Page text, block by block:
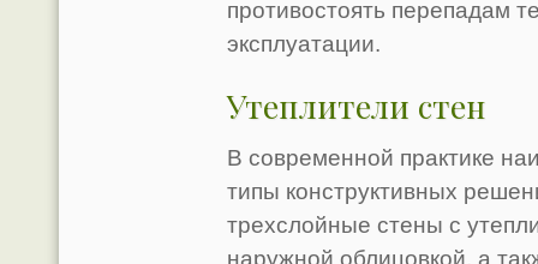
противостоять перепадам
эксплуатации.
Утеплители стен
В современной практике
типы конструктивных
трехслойные стены с